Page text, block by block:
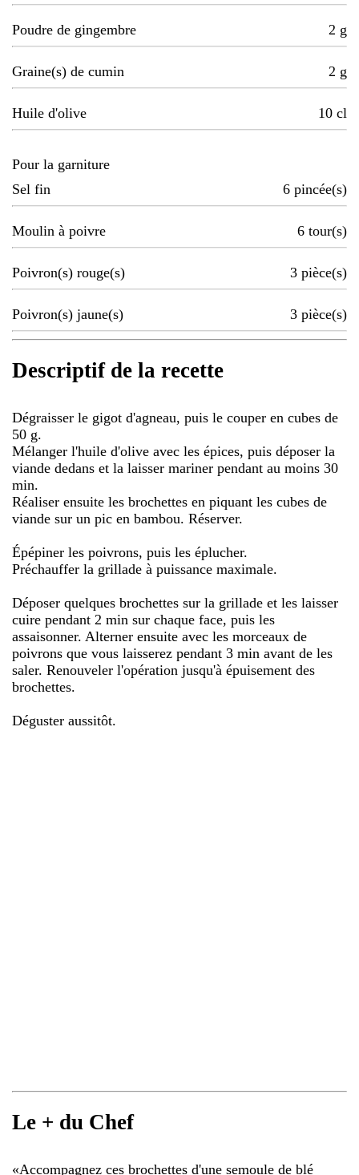
Poudre de gingembre 2 g
Graine(s) de cumin 2 g
Huile d'olive 10 cl
Pour la garniture
Sel fin
6 pincée(s)
Moulin à poivre 6 tour(s)
Poivron(s) rouge(s) 3 pièce(s)
Poivron(s) jaune(s) 3 pièce(s)
Descriptif de la recette
Dégraisser le gigot d'agneau, puis le couper en cubes de
50 g.
Mélanger l'huile d'olive avec les épices, puis déposer la
viande dedans et la laisser mariner pendant au moins 30
min.
Réaliser ensuite les brochettes en piquant les cubes de
viande sur un pic en bambou. Réserver.
Épépiner les poivrons, puis les éplucher.
Préchauffer la grillade à puissance maximale.
Déposer quelques brochettes sur la grillade et les laisser
cuire pendant 2 min sur chaque face, puis les
assaisonner. Alterner ensuite avec les morceaux de
poivrons que vous laisserez pendant 3 min avant de les
saler. Renouveler l'opération jusqu'à épuisement des
brochettes.
Déguster aussitôt.
Le + du Chef
«Accompagnez ces brochettes d'une semoule de blé